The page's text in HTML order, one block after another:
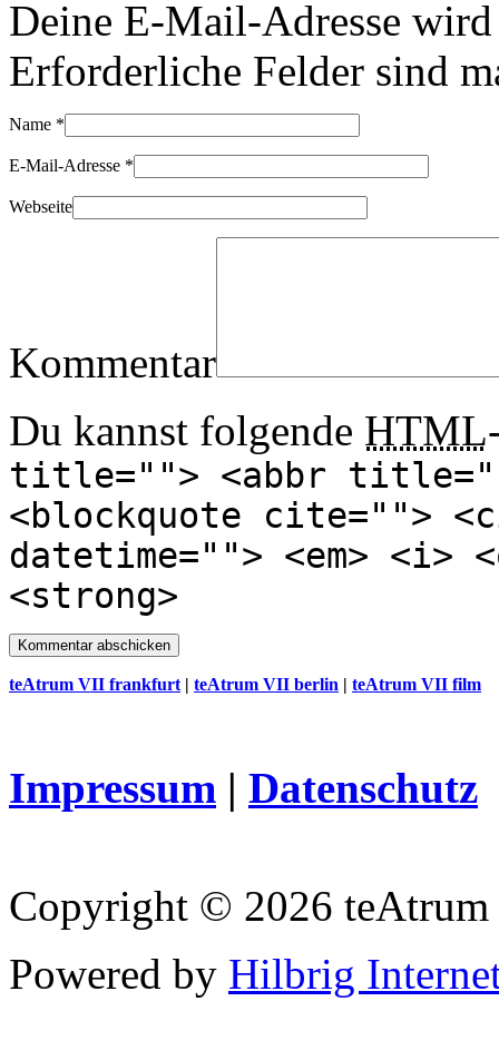
Deine E-Mail-Adresse
Erforderliche Felder sind
Name *
E-Mail-Adresse *
Webseite
Kommentar
Du kannst folgende HTML
title=""> <abbr
<blockquote cite="">
datetime=""> <em>
<strong>
teAtrum VII frankfurt | teAtrum VII berlin | teAtrum VII film
Impressum | Datenschutz
Copyright © 2026
Powered by Hilbrig